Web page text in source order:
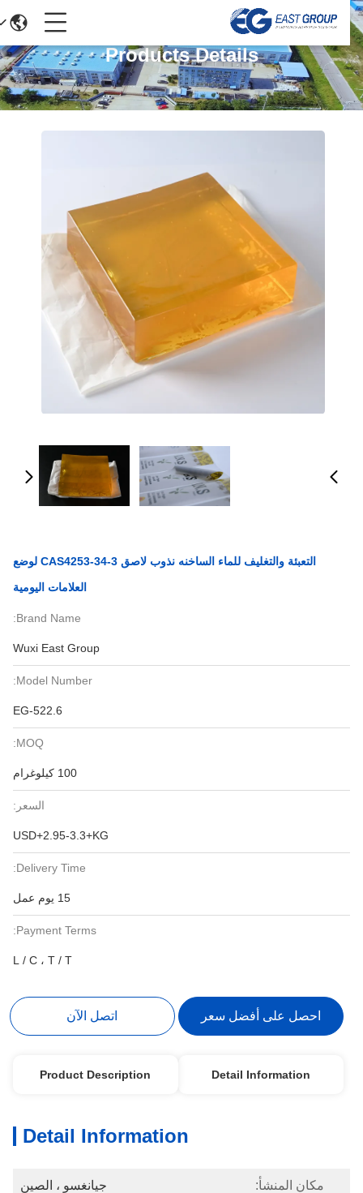
Products Details
التعبئة والتغليف للماء الساخنه نذوب لاصق CAS4253-34-3 لوضع
العلامات اليومية
Brand Name:
Wuxi East Group
Model Number:
EG-522.6
MOQ:
100 كيلوغرام
السعر:
USD+2.95-3.3+KG
Delivery Time:
15 يوم عمل
Payment Terms:
L / C ، T / T
احصل على أفضل سعر اتصل الآن
Detail Information
Product Description
Detail Information
مكان المنشأ: جيانغسو ، الصين